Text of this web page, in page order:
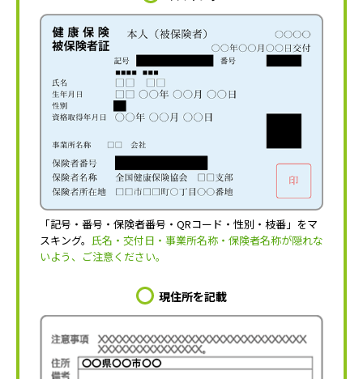
「記号・番号・保険者番号・QRコード・性別・枝番」をマ
スキング。 氏名・交付日・事業所名称・保険者名称が隠れな
いよう、ご注意ください。
現住所を記載